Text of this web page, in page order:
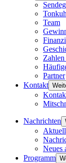
Team
Partner
Kontakt
Nachrichten
Aktuell
Neues
Programm